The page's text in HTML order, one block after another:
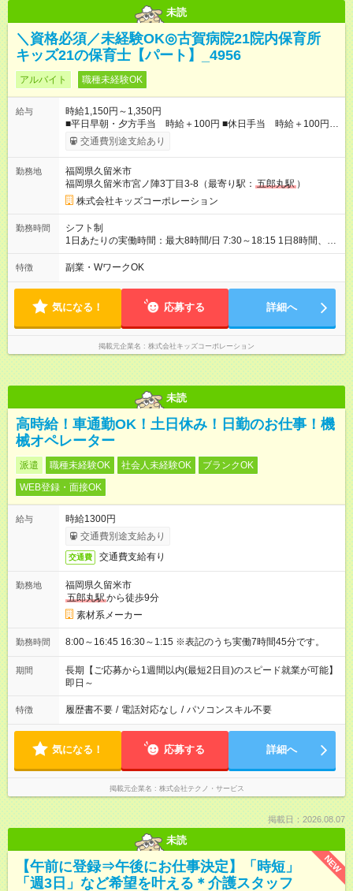
未読
＼資格必須／未経験OK◎古賀病院21院内保育所
キッズ21の保育士【パート】_4956
アルバイト 職種未経験OK
給与
時給1,150円～1,350円
■平日早朝・夕方手当 時給＋100円 ■休日手当 時給＋100円 ■
特別期間手当（GW、お盆、年末年始※会社カレンダーによる）
時給＋200円 ■処遇改善手当（社保加入あり：13,600円/月）
給与は本採用時と同じです。
交通費別途支給あり
勤務地
福岡県久留米市
福岡県久留米市宮ノ陣3丁目3-8（最寄り駅： 五郎丸駅 ）
株式会社キッズコーポレーション
勤務時間
シフト制
1日あたりの実働時間：最大8時間/日 7:30～18:15 1日8時間、週
5日 ＊週20時間以上のシフト勤務 ＊早番7:30～、遅番18:15まで
いずれか入れる方 ＊休憩は法定通り（6時間を超える場合は45
時間の調整をお願いする場合があります
特徴 副業・WワークOK
気になる！ 応募する 詳細へ
掲載元企業名 株式会社キッズコーポレーション
未読
高時給！車通勤OK！土日休み！日勤のお仕事！機
械オペレーター
派遣 職種未経験OK 社会人未経験OK
ブランクOK
WEB登録・面接OK
給与
時給1300円
交通費別途支給あり
交通費 交通費支給有り
勤務地
福岡県久留米市
五郎丸駅から徒歩9分
素材系メーカー
勤務時間 8:00～16:45 16:30～1:15 ※表記のうち実働7時間45分です。
期間
長期【ご応募から1週間以内(最短2日目)のスピード就業が可能】
即日～
特徴 履歴書不要 / 電話対応なし / パソコンスキル不要
気になる！ 応募する 詳細へ
掲載元企業名 株式会社テクノ・サービス
掲載日：2026.08.07
未読
NEW
【午前に登録⇒午後にお仕事決定】「時短」
「週3日」など希望を叶える＊介護スタッフ